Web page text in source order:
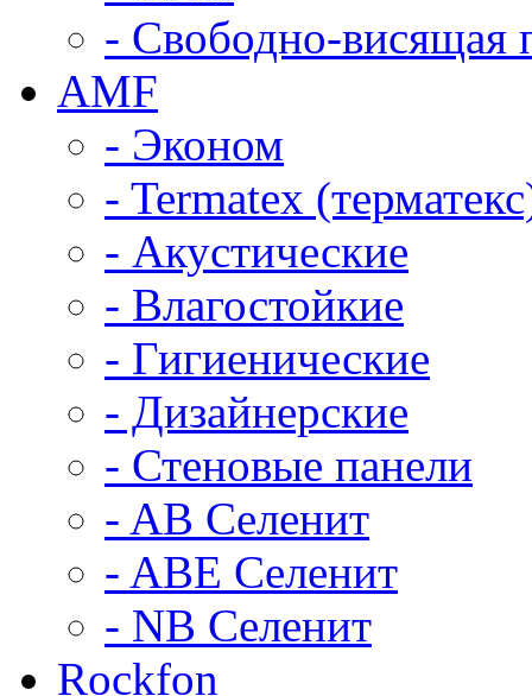
- Свободно-висящая
AMF
- Эконом
- Termatex
- Акустические
- Влагостойкие
- Гигиенические
- Дизайнерские
- Стеновые панели
- AB Селенит
- ABE Селенит
- NB Селенит
Rockfon